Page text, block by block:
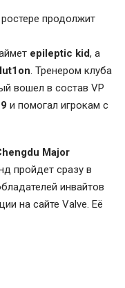
продолжит
epileptic kid, а
. Тренером клуба
вошел в состав VP
и помогал игрокам с
Major
пройдет сразу в
инвайтов
на сайте Valve. Её